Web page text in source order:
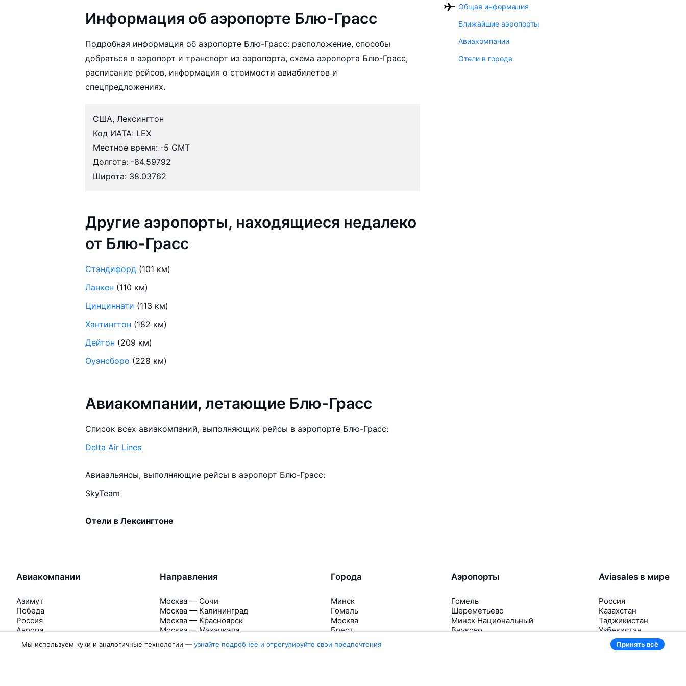
Информация об аэропорте Блю-Грасс
Подробная информация об аэропорте Блю-Грасс: расположение, способы
добраться в аэропорт и транспорт из аэропорта, схема аэропорта Блю-Грасс,
расписание рейсов, информация о стоимости авиабилетов и
спецпредложениях.
США, Лексингтон
Код ИАТА: LEX
Местное время: -5 GMT
Долгота: -84.59792
Широта: 38.03762
Другие аэропорты, находящиеся недалеко
от Блю-Грасс
Стэндифорд (101 км)
Ланкен (110 км)
Цинциннати (113 км)
Хантингтон (182 км)
Дейтон (209 км)
Оуэнсборо (228 км)
Авиакомпании, летающие Блю-Грасс
Список всех авиакомпаний, выполняющих рейсы в аэропорте Блю-Грасс:
Delta Air Lines
Авиаальянсы, выполняющие рейсы в аэропорт Блю-Грасс:
SkyTeam
Отели в Лексингтоне
Общая информация
Ближайшие аэропорты
Авиакомпании
Отели в городе
Авиакомпании
Азимут
Победа
Россия
Аврора
Belavia
Ещё 5 авиакомпаний
Направления
Москва — Сочи
Москва — Калининград
Москва — Красноярск
Москва — Махачкала
Москва — Санкт-Петербург
Москва — Екатеринбург
Города
Минск
Гомель
Москва
Брест
Ещё 5 городов
Аэропорты
Гомель
Шереметьево
Минск Национальный
Внуково
Aviasales в мире
Россия
Казахстан
Таджикистан
Узбекистан
Кыргызстан
Ещё 3 страны
Мы используем куки и аналогичные технологии — узнайте подробнее и отрегулируйте свои предпочтения Принять всё